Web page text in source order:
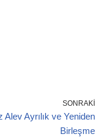
SONRAKI
Alev Ayrılık ve Yeniden
Birleşme